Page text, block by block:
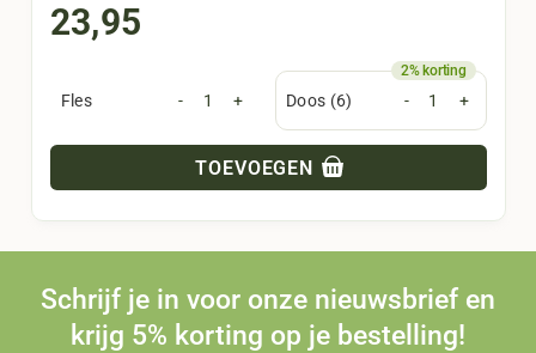
23,95
Fles - + Doos (6) - +
TOEVOEGEN
Schrijf je in voor onze nieuwsbrief en
krijg 5% korting op je bestelling!